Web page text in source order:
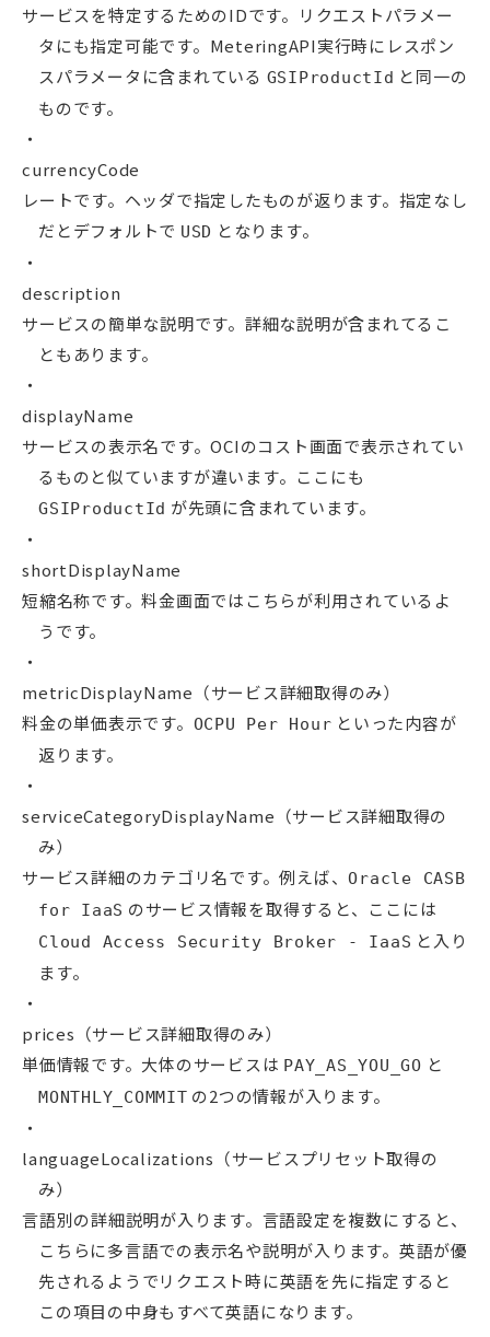
サービスを特定するためのIDです。リクエストパラメー
タにも指定可能です。MeteringAPI実行時にレスポン
スパラメータに含まれている GSIProductId と同一の
ものです。
currencyCode
レートです。ヘッダで指定したものが返ります。指定なし
だとデフォルトで USD となります。
description
サービスの簡単な説明です。詳細な説明が含まれてるこ
ともあります。
displayName
サービスの表示名です。OCIのコスト画面で表示されてい
るものと似ていますが違います。ここにも
GSIProductId が先頭に含まれています。
shortDisplayName
短縮名称です。料金画面ではこちらが利用されているよ
うです。
metricDisplayName（サービス詳細取得のみ）
料金の単価表示です。 OCPU Per Hour といった内容が
返ります。
serviceCategoryDisplayName（サービス詳細取得の
み）
サービス詳細のカテゴリ名です。例えば、Oracle CASB
for IaaS のサービス情報を取得すると、ここには
Cloud Access Security Broker - IaaS と入り
ます。
prices（サービス詳細取得のみ）
単価情報です。大体のサービスは PAY_AS_YOU_GO と
MONTHLY_COMMIT の2つの情報が入ります。
languageLocalizations（サービスプリセット取得の
み）
言語別の詳細説明が入ります。言語設定を複数にすると、
こちらに多言語での表示名や説明が入ります。英語が優
先されるようでリクエスト時に英語を先に指定すると
この項目の中身もすべて英語になります。